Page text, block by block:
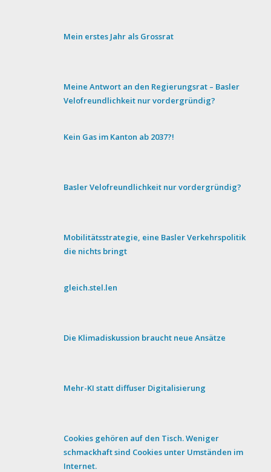
Mein erstes Jahr als Grossrat
Meine Antwort an den Regierungsrat – Basler
Velofreundlichkeit nur vordergründig?
Kein Gas im Kanton ab 2037?!
Basler Velofreundlichkeit nur vordergründig?
Mobilitätsstrategie, eine Basler Verkehrspolitik
die nichts bringt
gleich.stel.len
Die Klimadiskussion braucht neue Ansätze
Mehr-KI statt diffuser Digitalisierung
Cookies gehören auf den Tisch. Weniger
schmackhaft sind Cookies unter Umständen im
Internet.